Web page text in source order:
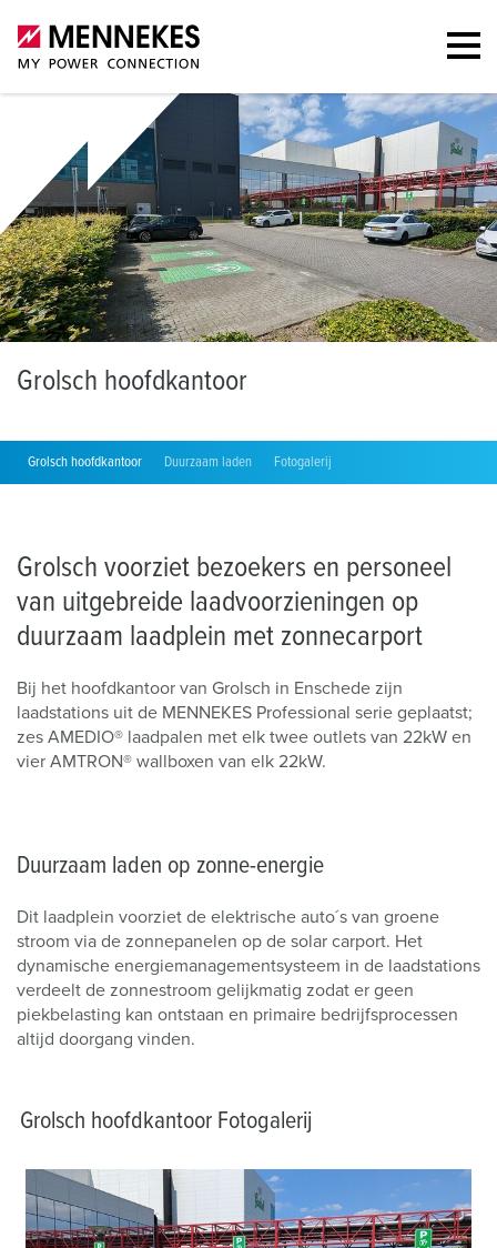
Grolsch hoofdkantoor
Grolsch hoofdkantoor Duurzaam laden Fotogalerij
Grolsch voorziet bezoekers en personeel
van uitgebreide laadvoorzieningen op
duurzaam laadplein met zonnecarport
Bij het hoofdkantoor van Grolsch in Enschede zijn
laadstations uit de MENNEKES Professional serie geplaatst;
zes AMEDIO® laadpalen met elk twee outlets van 22kW en
vier AMTRON® wallboxen van elk 22kW.
Duurzaam laden op zonne-energie
Dit laadplein voorziet de elektrische auto´s van groene
stroom via de zonnepanelen op de solar carport. Het
dynamische energiemanagementsysteem in de laadstations
verdeelt de zonnestroom gelijkmatig zodat er geen
piekbelasting kan ontstaan en primaire bedrijfsprocessen
altijd doorgang vinden.
Grolsch hoofdkantoor Fotogalerij